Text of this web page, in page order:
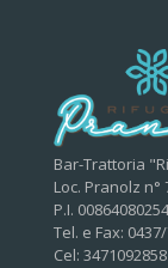
Bar-Trattoria
Loc. Pranolz n°
P.I.
Tel. e Fax:
Cel: 3471092858